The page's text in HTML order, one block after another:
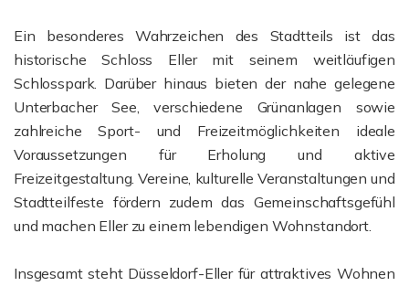
Ein besonderes Wahrzeichen des Stadtteils ist das
historische Schloss Eller mit seinem weitläufigen
Schlosspark. Darüber hinaus bieten der nahe gelegene
Unterbacher See, verschiedene Grünanlagen sowie
zahlreiche Sport- und Freizeitmöglichkeiten ideale
Voraussetzungen für Erholung und aktive
Freizeitgestaltung. Vereine, kulturelle Veranstaltungen und
Stadtteilfeste fördern zudem das Gemeinschaftsgefühl
und machen Eller zu einem lebendigen Wohnstandort.
Insgesamt steht Düsseldorf-Eller für attraktives Wohnen